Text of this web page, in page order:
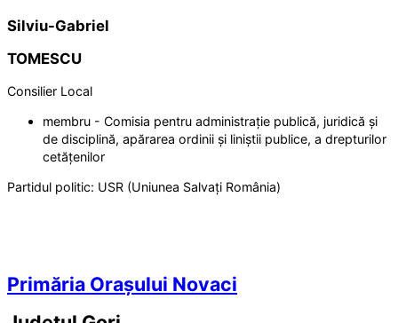
Silviu-Gabriel
TOMESCU
Consilier Local
membru - Comisia pentru administrație publică, juridică și
de disciplină, apărarea ordinii și liniștii publice, a drepturilor
cetățenilor
Partidul politic: USR (Uniunea Salvați România)
Primăria Orașului Novaci